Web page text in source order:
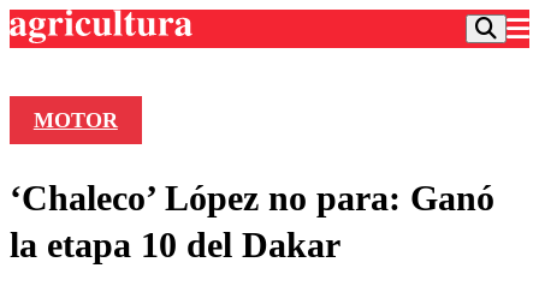
Frecuencias
Agricultura TV
Deportes
MOTOR
‘Chaleco’ López no para: Ganó
la etapa 10 del Dakar